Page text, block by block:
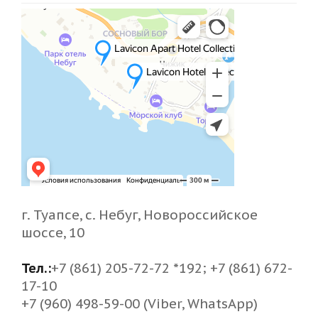
г. Туапсе, с. Небуг, Новороссийское
шоссе, 10
Тел.:+7 (861) 205-72-72 *192; +7 (861) 672-
17-10
+7 (960) 498-59-00 (Viber, WhatsApp)